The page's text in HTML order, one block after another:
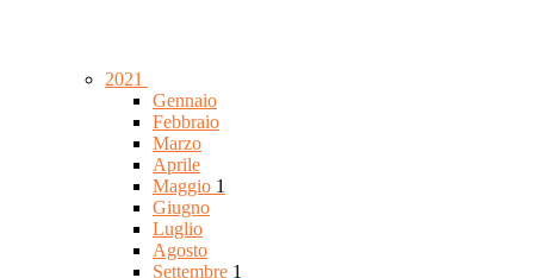
2021
Gennaio
Febbraio
Marzo
Aprile
Maggio 1
Giugno
Luglio
Agosto
Settembre 1